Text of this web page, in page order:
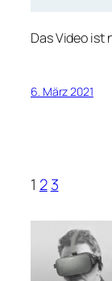
Das Video ist
6. März 2021
1 2 3